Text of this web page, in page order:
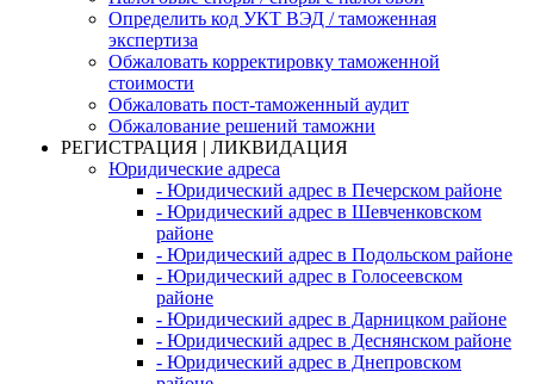
Определить код УКТ ВЭД / таможенная
экспертиза
Обжаловать корректировку таможенной
стоимости
Обжаловать пост-таможенный аудит
Обжалование решений таможни
РЕГИСТРАЦИЯ | ЛИКВИДАЦИЯ
Юридические адреса
- Юридический адрес в Печерском районе
- Юридический адрес в Шевченковском
районе
- Юридический адрес в Подольском районе
- Юридический адрес в Голосеевском
районе
- Юридический адрес в Дарницком районе
- Юридический адрес в Деснянском районе
- Юридический адрес в Днепровском